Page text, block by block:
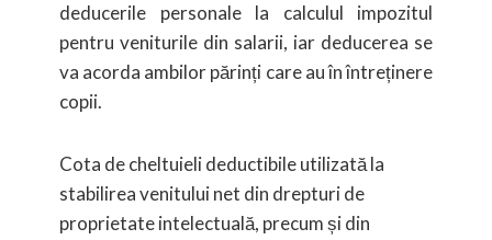
deducerile personale la calculul impozitul
pentru veniturile din salarii, iar deducerea se
va acorda ambilor părinți care au în întreținere
copii.
Cota de cheltuieli deductibile utilizată la
stabilirea venitului net din drepturi de
proprietate intelectuală, precum și din